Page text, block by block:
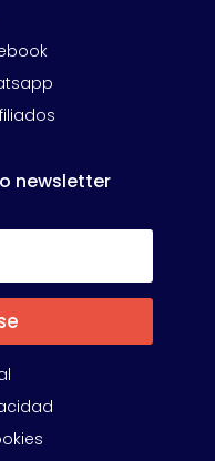
newsletter